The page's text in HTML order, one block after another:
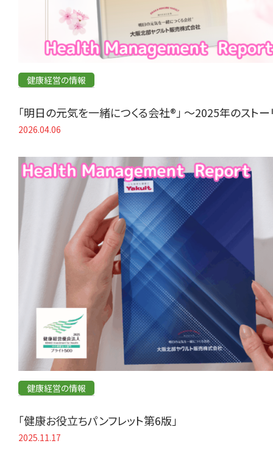
健康経営の情報
「明日の元気を一緒につくる会社®」 〜2025年のスト
2026.04.06
健康経営の情報
「健康お役立ちパンフレット第6版」
2025.11.17